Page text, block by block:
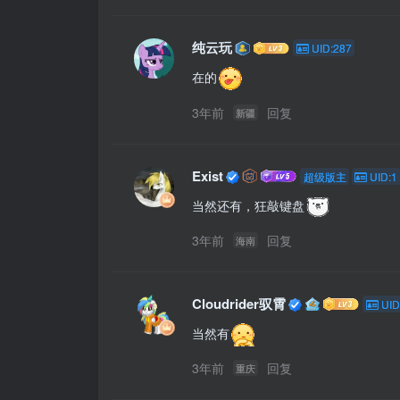
纯云玩 UID:287
在的
3年前
新疆 回复
Exist 超级版主 UID:1
当然还有，狂敲键盘
3年前
海南 回复
Cloudrider驭霄
当然有
3年前
重庆 回复